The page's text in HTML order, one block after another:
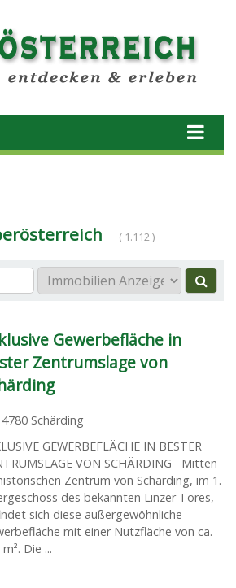
( 1.112 )
Gewerbefläche in
Zentrumslage von
4780 Schärding
GEWERBEFLÄCHE IN BESTER
VON SCHÄRDING Mitten
Zentrum von Schärding, im 1.
des bekannten Linzer Tores,
sich diese außergewöhnliche
mit einer Nutzfläche von ca.
Die ...